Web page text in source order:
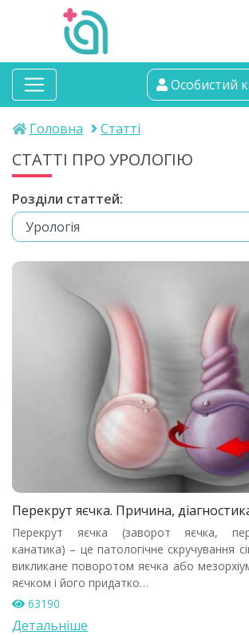
медичнийОсобистий
Головна Статті
СТАТТІ ПРО УРОЛОГІЮ
Розділи статтей:
Перекрут яєчка. Причина,
Перекрут яєчка (заворот яєчка,
канатика) – це патологічне скручування
викликане поворотом яєчка або
яєчком і його придатко…
63190
Детальніше